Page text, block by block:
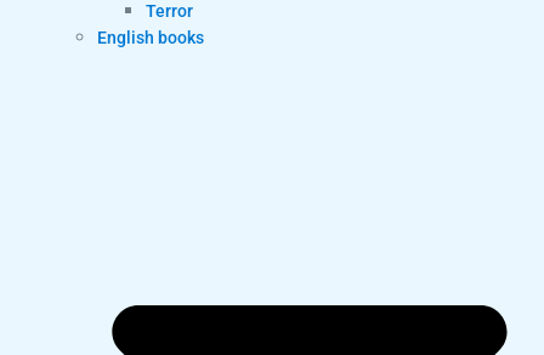
Terror
English books